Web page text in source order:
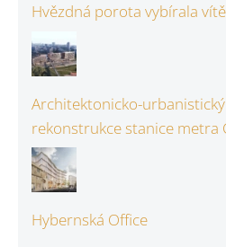
Hvězdná porota vybírala
Architektonicko-
rekonstrukce stanice metra
Hybernská Office